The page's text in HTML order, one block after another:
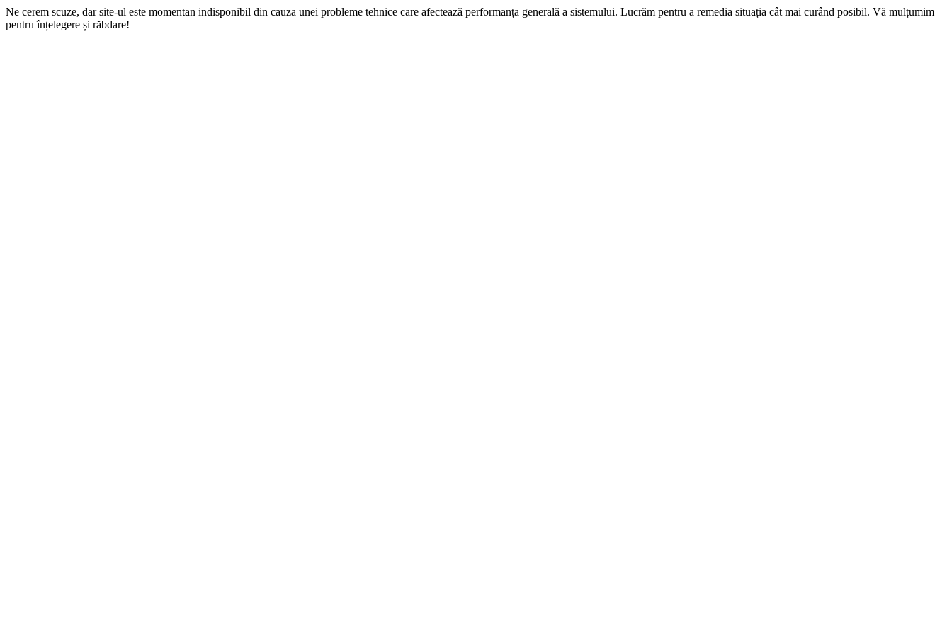
Ne cerem scuze, dar site-ul este momentan indisponibil din cauza unei probleme tehnice care afectează performanța generală a sistemului. Lucrăm pentru a remedia situația cât mai curând posibil. Vă mulțumim
pentru înțelegere și răbdare!